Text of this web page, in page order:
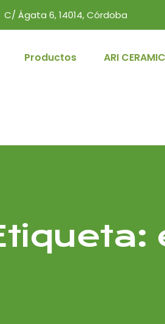
C/ Ágata 6, 14014, Córdoba
Productos ARI CERAMIC